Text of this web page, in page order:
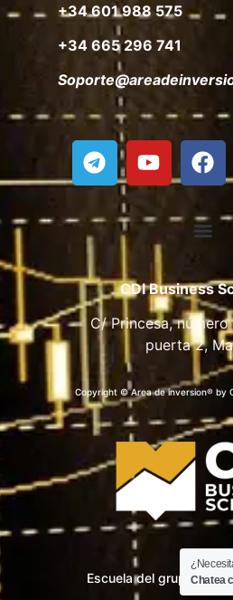
+34 601 988 575
+34 665 296 741
CDI Business
C/ Princesa,
puerta 2,
Copyright © Area de inversion® by
Escuela del grupo CDI
Chatea